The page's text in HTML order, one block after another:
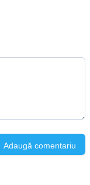
Adaugă comentariu